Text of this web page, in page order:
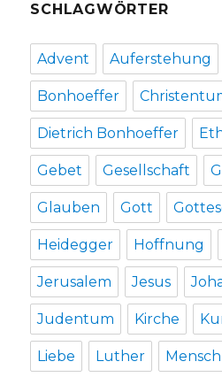
SCHLAGWÖRTER
Advent Auferstehung
Bonhoeffer
Dietrich Bonhoeffer
Gebet Gesellschaft
Glauben Gott
Heidegger Hoffnung
Jerusalem Jesus
Judentum Kirche
Liebe Luther Mensch